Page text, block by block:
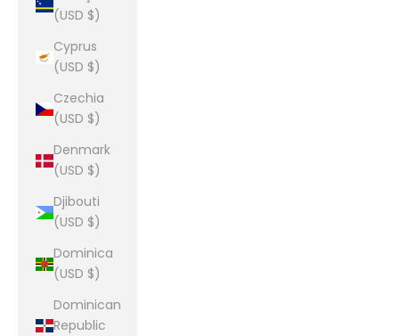
(USD $)
Cyprus
(USD $)
Czechia
(USD $)
Denmark
(USD $)
Djibouti
(USD $)
Dominica
(USD $)
Dominican
Republic